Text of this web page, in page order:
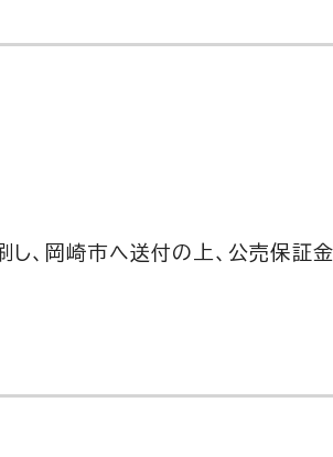
し、岡崎市へ送付の上、公売保証